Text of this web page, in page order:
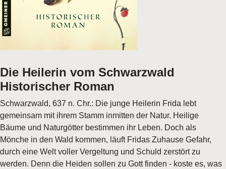
Die Heilerin vom Schwarzwald
Historischer Roman
Schwarzwald, 637 n. Chr.: Die junge Heilerin Frida lebt
gemeinsam mit ihrem Stamm inmitten der Natur. Heilige
Bäume und Naturgötter bestimmen ihr Leben. Doch als
Mönche in den Wald kommen, läuft Fridas Zuhause Gefahr,
durch eine Welt voller Vergeltung und Schuld zerstört zu
werden. Denn die Heiden sollen zu Gott finden - koste es, was